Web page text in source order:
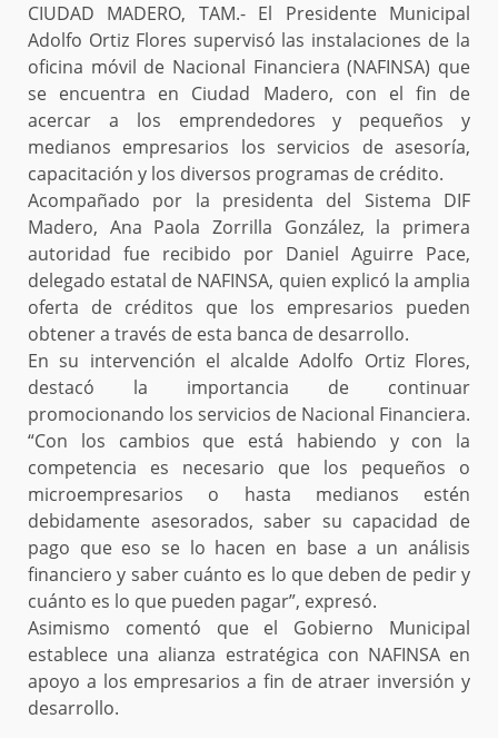
CIUDAD MADERO, TAM.- El Presidente Municipal
Adolfo Ortiz Flores supervisó las instalaciones de la
oficina móvil de Nacional Financiera (NAFINSA) que
se encuentra en Ciudad Madero, con el fin de
acercar a los emprendedores y pequeños y
medianos empresarios los servicios de asesoría,
capacitación y los diversos programas de crédito.
Acompañado por la presidenta del Sistema DIF
Madero, Ana Paola Zorrilla González, la primera
autoridad fue recibido por Daniel Aguirre Pace,
delegado estatal de NAFINSA, quien explicó la amplia
oferta de créditos que los empresarios pueden
obtener a través de esta banca de desarrollo.
En su intervención el alcalde Adolfo Ortiz Flores,
destacó la importancia de continuar
promocionando los servicios de Nacional Financiera.
“Con los cambios que está habiendo y con la
competencia es necesario que los pequeños o
microempresarios o hasta medianos estén
debidamente asesorados, saber su capacidad de
pago que eso se lo hacen en base a un análisis
financiero y saber cuánto es lo que deben de pedir y
cuánto es lo que pueden pagar”, expresó.
Asimismo comentó que el Gobierno Municipal
establece una alianza estratégica con NAFINSA en
apoyo a los empresarios a fin de atraer inversión y
desarrollo.